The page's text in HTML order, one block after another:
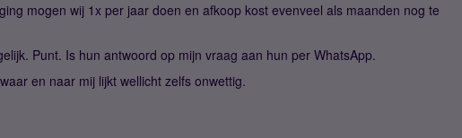
mogen wij 1x per jaar doen en afkoop kost evenveel als maanden nog te
Punt. Is hun antwoord op mijn vraag aan hun per WhatsApp.
en naar mij lijkt wellicht zelfs onwettig.